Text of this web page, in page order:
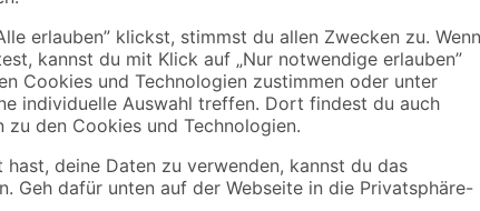
Dieses Tauwerk aus Sisal können Sie
einsetzen. Es überzeugt durch die
jederzeit robusten Halt geben. Durch die
ebenfalls als Dekorationselement. Sie